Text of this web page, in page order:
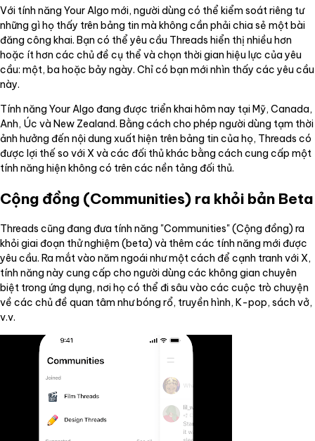
Với tính năng Your Algo mới, người dùng có thể kiểm soát riêng tư
những gì họ thấy trên bảng tin mà không cần phải chia sẻ một bài
đăng công khai. Bạn có thể yêu cầu Threads hiển thị nhiều hơn
hoặc ít hơn các chủ đề cụ thể và chọn thời gian hiệu lực của yêu
cầu: một, ba hoặc bảy ngày. Chỉ có bạn mới nhìn thấy các yêu cầu
này.
Tính năng Your Algo đang được triển khai hôm nay tại Mỹ, Canada,
Anh, Úc và New Zealand. Bằng cách cho phép người dùng tạm thời
ảnh hưởng đến nội dung xuất hiện trên bảng tin của họ, Threads có
được lợi thế so với X và các đối thủ khác bằng cách cung cấp một
tính năng hiện không có trên các nền tảng đối thủ.
Cộng đồng (Communities) ra khỏi bản Beta
Threads cũng đang đưa tính năng "Communities" (Cộng đồng) ra
khỏi giai đoạn thử nghiệm (beta) và thêm các tính năng mới được
yêu cầu. Ra mắt vào năm ngoái như một cách để cạnh tranh với X,
tính năng này cung cấp cho người dùng các không gian chuyên
biệt trong ứng dụng, nơi họ có thể đi sâu vào các cuộc trò chuyện
về các chủ đề quan tâm như bóng rổ, truyền hình, K-pop, sách vở,
v.v.